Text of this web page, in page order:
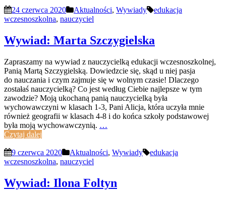
24 czerwca 2020 Aktualności, Wywiady
edukacja
wczesnoszkolna, nauczyciel
Wywiad: Marta Szczygielska
Zapraszamy na wywiad z nauczycielką edukacji wczesnoszkolnej,
Panią Martą Szczygielską. Dowiedzcie się, skąd u niej pasja
do nauczania i czym zajmuje się w wolnym czasie! Dlaczego
zostałaś nauczycielką? Co jest według Ciebie najlepsze w tym
zawodzie? Moją ukochaną panią nauczycielką była
wychowawczyni w klasach 1-3, Pani Alicja, która uczyła mnie
również geografii w klasach 4-8 i do końca szkoły podstawowej
była moją wychowawczynią. …
Czytaj dalej
9 czerwca 2020 Aktualności, Wywiady
edukacja
wczesnoszkolna, nauczyciel
Wywiad: Ilona Foltyn